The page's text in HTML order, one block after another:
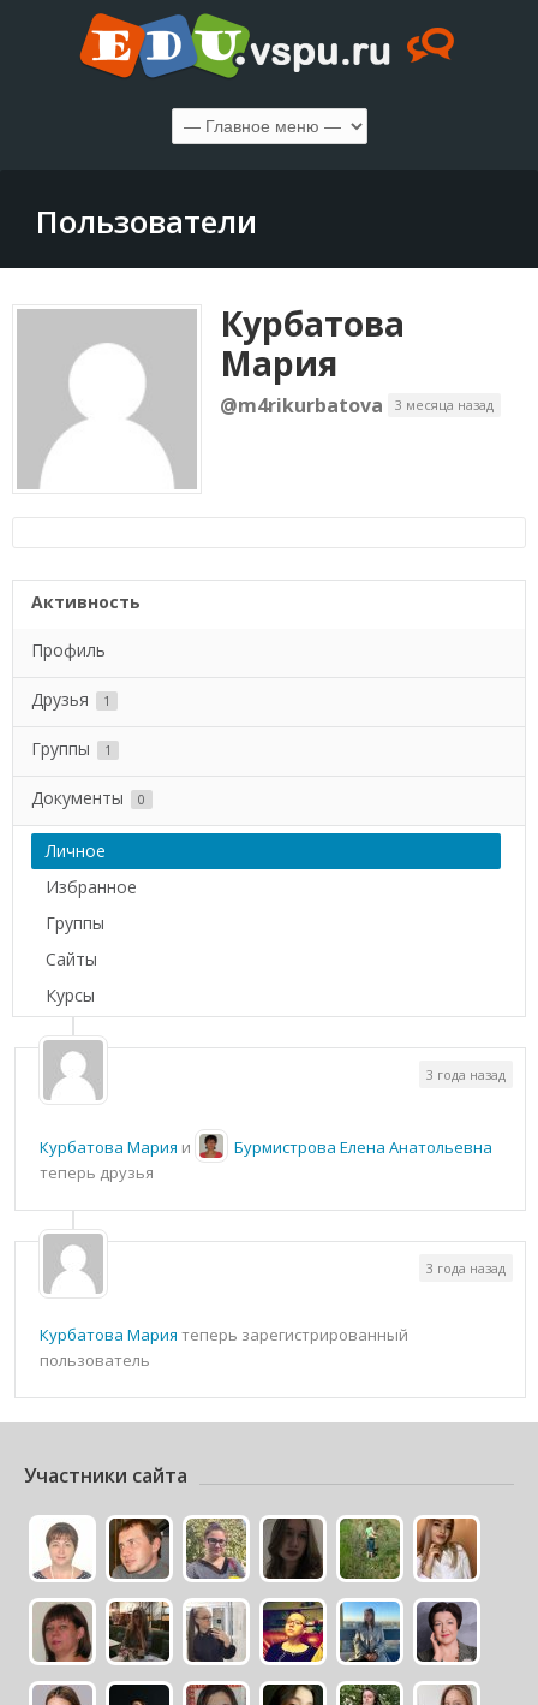
Пользователи
Курбатова
Мария
@m4rikurbatova 3 месяца назад
Активность
Профиль
Друзья 1
Группы 1
Документы 0
Личное
Избранное
Группы
Сайты
Курсы
Курбатова Мария и
Бурмистрова Елена Анатольевна
теперь друзья
3 года назад
Курбатова Мария теперь зарегистрированный
пользователь
3 года назад
Участники сайта